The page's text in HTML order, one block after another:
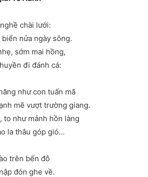
chài lưới:
nửa ngày sông.
sớm mai hồng,
đi đánh cá:
như con tuấn mã
mẽ vượt trường giang.
to như mảnh hồn làng
la thâu góp gió...
trên bến đỗ
đón ghe về.